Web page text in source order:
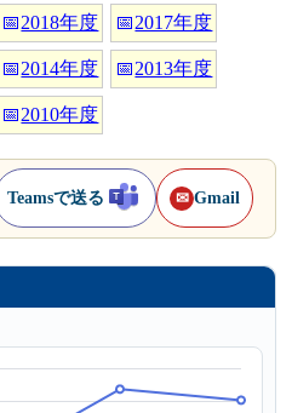
📅2018年度 📅2017年度
📅2014年度 📅2013年度
📅2010年度
Teamsで送る ✉ Gmail